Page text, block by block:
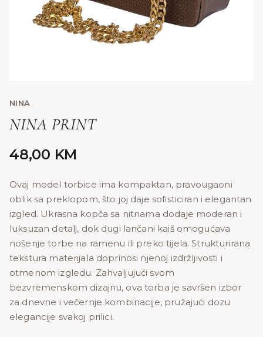
NINA
NINA PRINT
48,00 KM
Ovaj model torbice ima kompaktan, pravougaoni
oblik sa preklopom, što joj daje sofisticiran i elegantan
izgled. Ukrasna kopča sa nitnama dodaje moderan i
luksuzan detalj, dok dugi lančani kaiš omogućava
nošenje torbe na ramenu ili preko tijela. Strukturirana
tekstura materijala doprinosi njenoj izdržljivosti i
otmenom izgledu. Zahvaljujući svom
bezvremenskom dizajnu, ova torba je savršen izbor
za dnevne i večernje kombinacije, pružajući dozu
elegancije svakoj prilici.